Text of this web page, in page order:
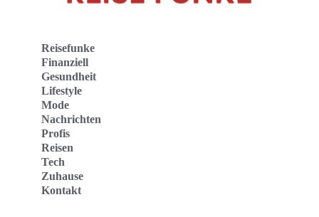
Reisefunke
Finanziell
Gesundheit
Lifestyle
Mode
Nachrichten
Profis
Reisen
Tech
Zuhause
Kontakt